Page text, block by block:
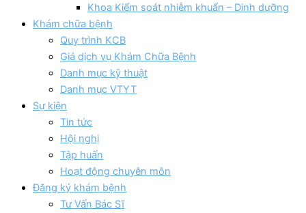
Khoa Kiểm soát nhiễm khuẩn – Dinh dưỡng
Khám chữa bệnh
Quy trình KCB
Giá dịch vụ Khám Chữa Bệnh
Danh mục kỹ thuật
Danh mục VTYT
Sự kiện
Tin tức
Hội nghị
Tập huấn
Hoạt động chuyên môn
Đăng ký khám bệnh
Tư Vấn Bác Sĩ